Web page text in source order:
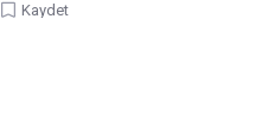
Kaydet